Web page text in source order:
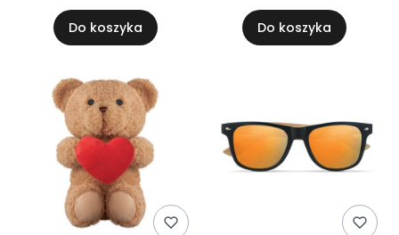
Do koszyka Do koszyka